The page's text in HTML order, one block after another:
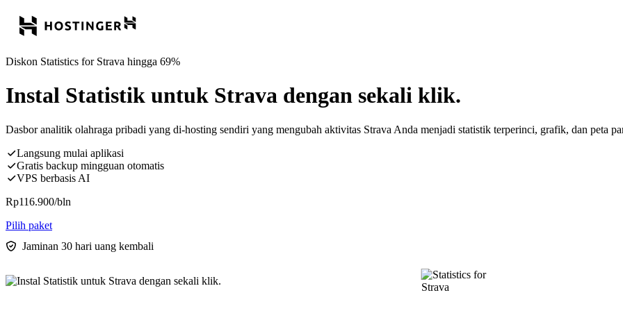
Diskon Statistics for Strava hingga 69%
Instal Statistik untuk Strava dengan sekali klik.
Dasbor analitik olahraga pribadi yang di-hosting sendiri yang mengubah aktivitas Strava Anda menjadi statistik terperinci, grafik, dan peta
Langsung mulai aplikasi
Gratis backup mingguan otomatis
VPS berbasis AI
Rp116.900/bln
Pilih paket
Jaminan 30 hari uang kembali